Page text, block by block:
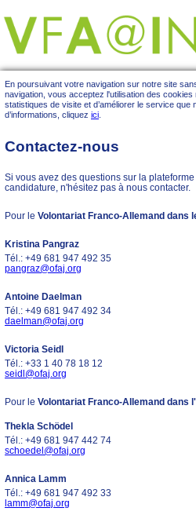
En poursuivant votre navigation sur notre site
navigation, vous acceptez l'utilisation des
statistiques de visite et d’améliorer le service que
d’informations, cliquez ici
Contactez-nous
Si vous avez des questions sur la
candidature, n'hésitez pas à nous contacter.
Pour le Volontariat Franco-Allemand dans
Kristina Pangraz
Tél.: +49 681 947 492 35
pangraz@ofaj.org
Antoine Daelman
Tél.: +49 681 947 492 34
daelman@ofaj.org
Victoria Seidl
Tél.: +33 1 40 78 18 12
seidl@ofaj.org
Pour le Volontariat Franco-Allemand dans
Thekla Schödel
Tél.: +49 681 947 442 74
schoedel@ofaj.org
Annica Lamm
Tél.: +49 681 947 492 33
lamm@ofaj.org